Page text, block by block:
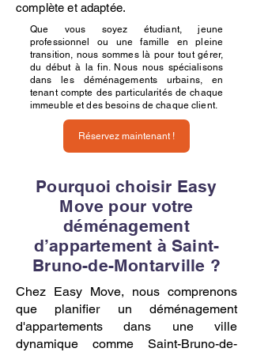
complète et adaptée.
Que vous soyez étudiant, jeune
professionnel ou une famille en pleine
transition, nous sommes là pour tout gérer,
du début à la fin. Nous nous spécialisons
dans les déménagements urbains, en
tenant compte des particularités de chaque
immeuble et des besoins de chaque client.
Réservez maintenant !
Pourquoi choisir Easy
Move pour votre
déménagement
d’appartement à Saint-
Bruno-de-Montarville ?
Chez Easy Move, nous comprenons
que planifier un déménagement
d'appartements dans une ville
dynamique comme Saint-Bruno-de-